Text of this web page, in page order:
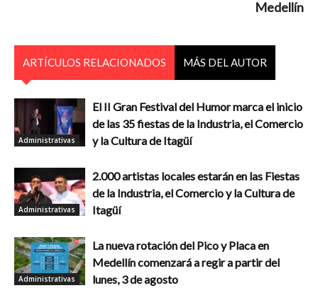
Medellín
ARTÍCULOS RELACIONADOS MÁS DEL AUTOR
Administrativas
El II Gran Festival del Humor marca el inicio
de las 35 fiestas de la Industria, el Comercio
y la Cultura de Itagüí
Administrativas
2.000 artistas locales estarán en las Fiestas
de la Industria, el Comercio y la Cultura de
Itagüí
Administrativas
La nueva rotación del Pico y Placa en
Medellín comenzará a regir a partir del
lunes, 3 de agosto